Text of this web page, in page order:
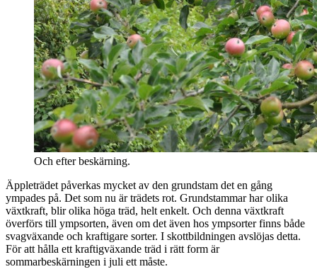
Och efter beskärning.
Äppleträdet påverkas mycket av den grundstam det en gång
ympades på. Det som nu är trädets rot. Grundstammar har olika
växtkraft, blir olika höga träd, helt enkelt. Och denna växtkraft
överförs till ympsorten, även om det även hos ympsorter finns både
svagväxande och kraftigare sorter. I skottbildningen avslöjas detta.
För att hålla ett kraftigväxande träd i rätt form är
sommarbeskärningen i juli ett måste.